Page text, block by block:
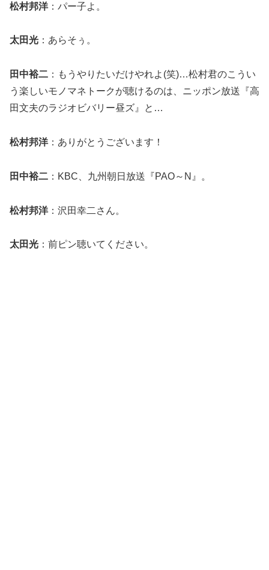
松村邦洋：パー子よ。
太田光 ：あらそぅ。
田中裕二 ：もうやりたいだけやれよ(笑)…松村君のこうい
う楽しいモノマネトークが聴けるのは、ニッポン放送『高
田文夫のラジオビバリー昼ズ』と…
松村邦洋：ありがとうございます！
田中裕二 ：KBC、九州朝日放送『PAO～N』。
松村邦洋：沢田幸二さん。
太田光 ：前ピン聴いてください。